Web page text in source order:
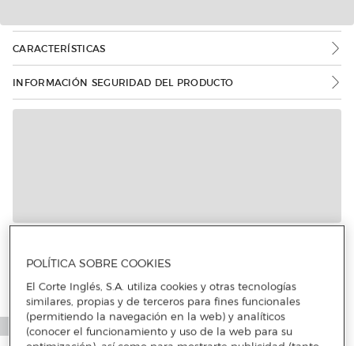
CARACTERÍSTICAS
INFORMACIÓN SEGURIDAD DEL PRODUCTO
POLÍTICA SOBRE COOKIES
El Corte Inglés, S.A. utiliza cookies y otras tecnologías
similares, propias y de terceros para fines funcionales
(permitiendo la navegación en la web) y analíticos
(conocer el funcionamiento y uso de la web para su